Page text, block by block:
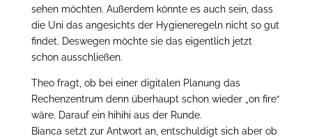
sehen möchten. Außerdem könnte es auch sein, dass
die Uni das angesichts der Hygieneregeln nicht so gut
findet. Deswegen möchte sie das eigentlich jetzt
schon ausschließen.
Theo fragt, ob bei einer digitalen Planung das
Rechenzentrum denn überhaupt schon wieder „on fire“
wäre. Darauf ein hihihi aus der Runde.
Bianca setzt zur Antwort an, entschuldigt sich aber ob